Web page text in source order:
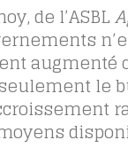
de l’ASBL
augmenté
le